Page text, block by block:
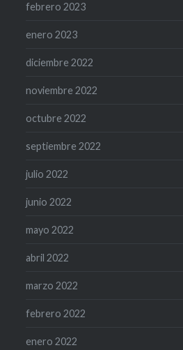
febrero 2023
enero 2023
diciembre 2022
noviembre 2022
octubre 2022
septiembre 2022
julio 2022
junio 2022
mayo 2022
abril 2022
marzo 2022
febrero 2022
enero 2022